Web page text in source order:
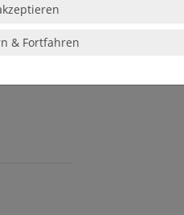
zu
& Fortfahren